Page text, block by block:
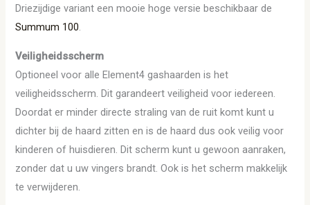
Driezijdige variant een mooie hoge versie beschikbaar de
Summum 100.
Veiligheidsscherm
Optioneel voor alle Element4 gashaarden is het
veiligheidsscherm. Dit garandeert veiligheid voor iedereen.
Doordat er minder directe straling van de ruit komt kunt u
dichter bij de haard zitten en is de haard dus ook veilig voor
kinderen of huisdieren. Dit scherm kunt u gewoon aanraken,
zonder dat u uw vingers brandt. Ook is het scherm makkelijk
te verwijderen.